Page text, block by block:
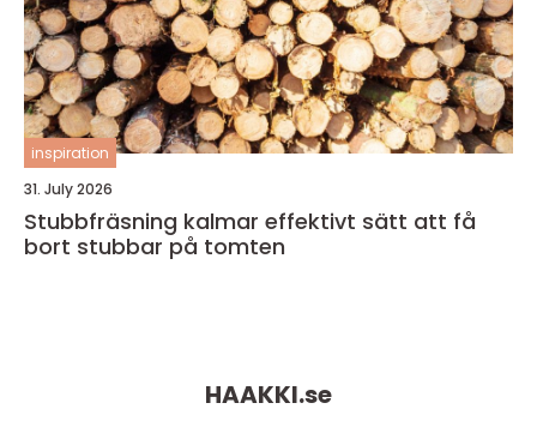
inspiration
31. July 2026
Stubbfräsning kalmar effektivt sätt att få
bort stubbar på tomten
HAAKKI.se